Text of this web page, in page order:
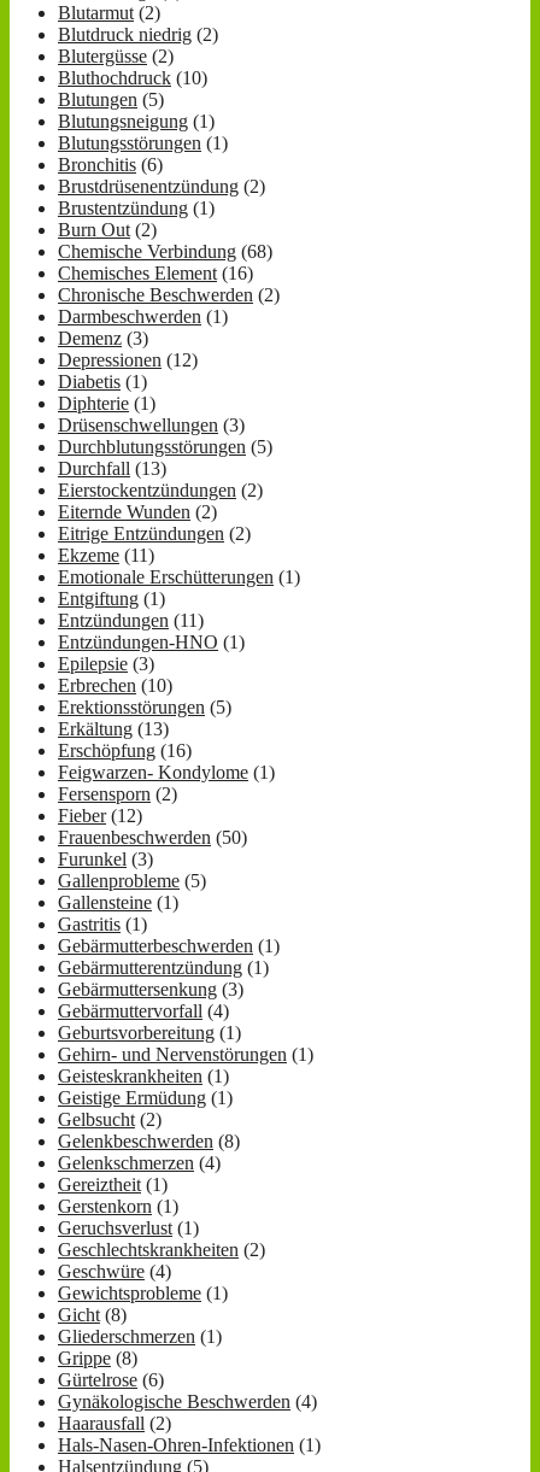
Blutarmut(2)
Blutdruck niedrig (2)
Blutergüsse (2)
Bluthochdruck (10)
Blutungen (5)
Blutungsneigung (1)
Blutungsstörungen (1)
Bronchitis (6)
Brustdrüsenentzündung (2)
Brustentzündung (1)
Burn Out(2)
Chemische Verbindung (68)
Chemisches Element(16)
Chronische Beschwerden (2)
Darmbeschwerden (1)
Demenz (3)
Depressionen (12)
Diabetis (1)
Diphterie (1)
Drüsenschwellungen (3)
Durchblutungsstörungen (5)
Durchfall (13)
Eierstockentzündungen (2)
Eiternde Wunden (2)
Eitrige Entzündungen (2)
Ekzeme (11)
Emotionale Erschütterungen (1)
Entgiftung (1)
Entzündungen (11)
Entzündungen-HNO (1)
Epilepsie (3)
Erbrechen (10)
Erektionsstörungen (5)
Erkältung (13)
Erschöpfung (16)
Feigwarzen- Kondylome (1)
Fersensporn (2)
Fieber(12)
Frauenbeschwerden (50)
Furunkel (3)
Gallenprobleme (5)
Gallensteine (1)
Gastritis (1)
Gebärmutterbeschwerden (1)
Gebärmutterentzündung (1)
Gebärmuttersenkung (3)
Gebärmuttervorfall (4)
Geburtsvorbereitung (1)
Gehirn- und Nervenstörungen (1)
Geisteskrankheiten (1)
Geistige Ermüdung (1)
Gelbsucht(2)
Gelenkbeschwerden (8)
Gelenkschmerzen (4)
Gereiztheit(1)
Gerstenkorn (1)
Geruchsverlust(1)
Geschlechtskrankheiten (2)
Geschwüre (4)
Gewichtsprobleme (1)
Gicht(8)
Gliederschmerzen (1)
Grippe (8)
Gürtelrose (6)
Gynäkologische Beschwerden (4)
Haarausfall (2)
Hals-Nasen-Ohren-Infektionen (1)
Halsentzündung (5)